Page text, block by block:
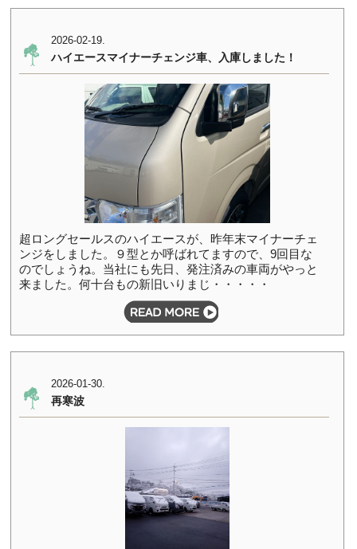
2026-02-19.
ハイエースマイナーチェンジ車、入庫しました！
超ロングセールスのハイエースが、昨年末マイナーチェ
ンジをしました。９型とか呼ばれてますので、9回目な
のでしょうね。当社にも先日、発注済みの車両がやっと
来ました。何十台もの新旧いりまじ・・・・・
2026-01-30.
再寒波